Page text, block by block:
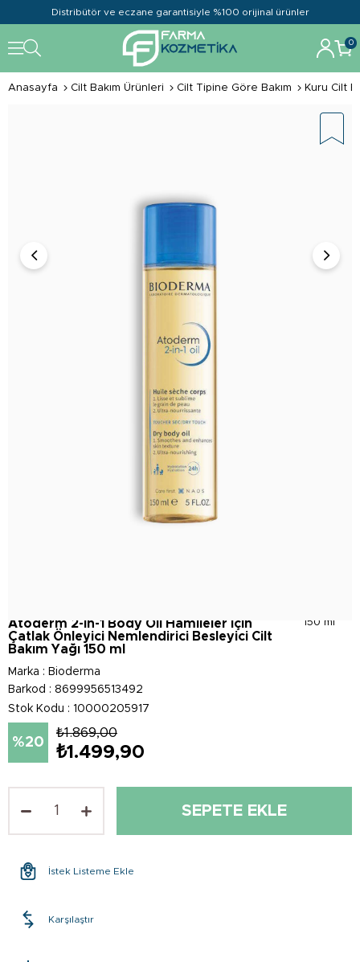
Distribütör ve eczane garantisiyle %100 orijinal ürünler
0
Anasayfa Cilt Bakım Ürünleri Cilt Tipine Göre Bakım Kuru Cilt
150 ml
Atoderm 2-in-1 Body Oil Hamileler İçin
Çatlak Önleyici Nemlendirici Besleyici Cilt
Bakım Yağı 150 ml
Marka : Bioderma
Barkod : 8699956513492
Stok Kodu
10000205917
20
₺1.869,00
₺1.499,90
İstek Listeme Ekle
Karşılaştır